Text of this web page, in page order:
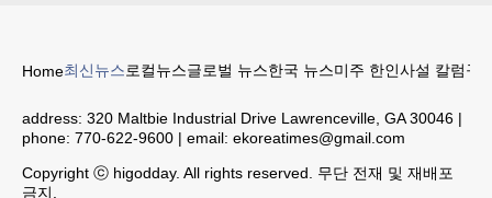
Home최신뉴스로컬뉴스글로벌 뉴스한국 뉴스미주 한인사설 칼럼구
address: 320 Maltbie Industrial Drive Lawrenceville, GA 30046 |
phone: 770-622-9600 | email: ekoreatimes@gmail.com
Copyright ⓒ higodday. All rights reserved. 무단 전재 및 재배포
금지.